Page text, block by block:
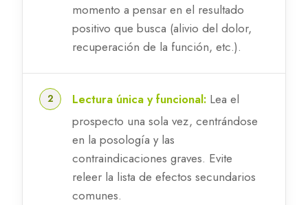
momento a pensar en el resultado
positivo que busca (alivio del dolor,
recuperación de la función, etc.).
Lectura única y funcional: Lea el
prospecto una sola vez, centrándose
en la posología y las
contraindicaciones graves. Evite
releer la lista de efectos secundarios
comunes.